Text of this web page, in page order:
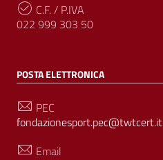
C.F. / P.IVA
022 999 303 50
POSTA ELETTRONICA
PEC
fondazionesport.pec@twtcert.it
Email